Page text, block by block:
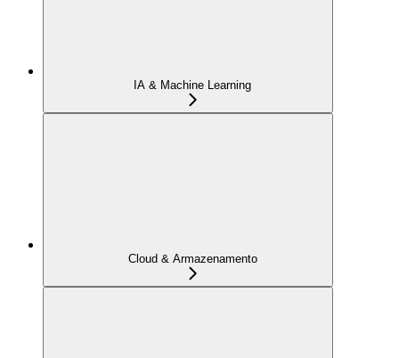
IA & Machine Learning
Cloud & Armazenamento